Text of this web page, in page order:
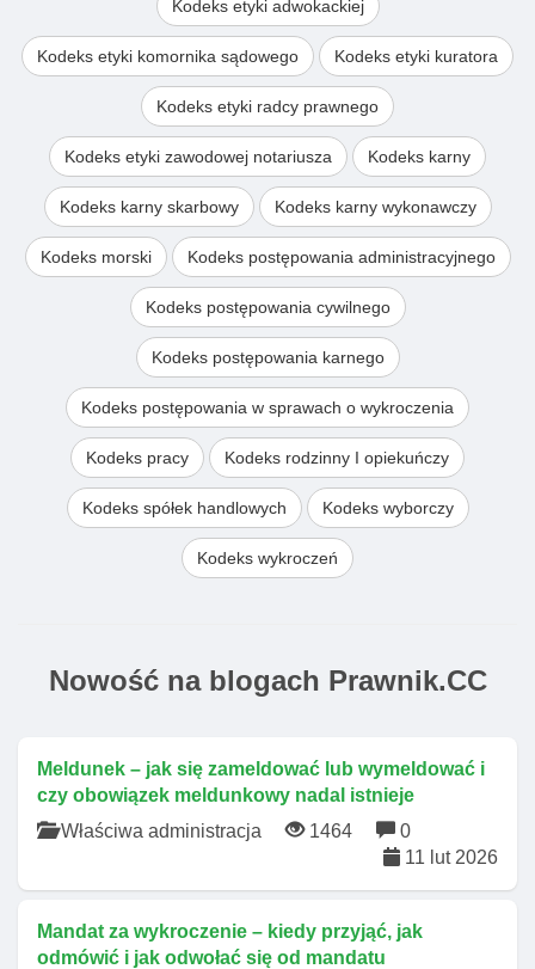
Kodeks etyki adwokackiej
Kodeks etyki komornika sądowego Kodeks etyki kuratora
Kodeks etyki radcy prawnego
Kodeks etyki zawodowej notariusza Kodeks karny
Kodeks karny skarbowy Kodeks karny wykonawczy
Kodeks morski Kodeks postępowania administracyjnego
Kodeks postępowania cywilnego
Kodeks postępowania karnego
Kodeks postępowania w sprawach o wykroczenia
Kodeks pracy Kodeks rodzinny I opiekuńczy
Kodeks spółek handlowych Kodeks wyborczy
Kodeks wykroczeń
Nowość na blogach Prawnik.CC
Meldunek – jak się zameldować lub wymeldować i
czy obowiązek meldunkowy nadal istnieje
Właściwa administracja
1464
0
11 lut 2026
Mandat za wykroczenie – kiedy przyjąć, jak
odmówić i jak odwołać się od mandatu